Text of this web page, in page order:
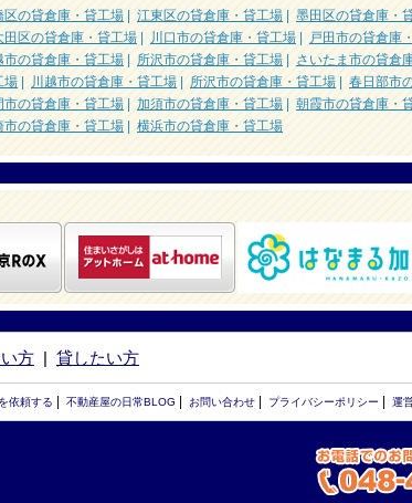
区の貸倉庫・貸工場 江東区の貸倉庫・貸工場 墨田区の貸倉庫・
田区の貸倉庫・貸工場 川口市の貸倉庫・貸工場 戸田市の貸倉庫
市の貸倉庫・貸工場 所沢市の貸倉庫・貸工場 さいたま市の貸倉
場
川越市の貸倉庫・貸工場 所沢市の貸倉庫・貸工場 春日部市
市の貸倉庫・貸工場 加須市の貸倉庫・貸工場 朝霞市の貸倉庫・
市の貸倉庫・貸工場 横浜市の貸倉庫・貸工場
方 | 貸したい方
依頼する 不動産屋の日常BLOG お問い合わせ プライバシーポリシー 運